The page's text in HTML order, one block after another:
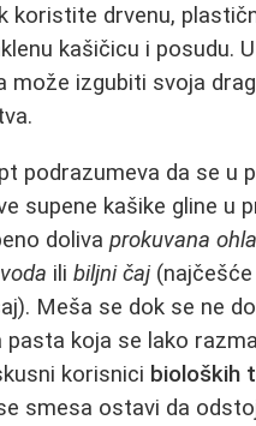
koristite drvenu,
kašičicu i posudu. U
može izgubiti svoja
podrazumeva da se u
supene kašike gline u
doliva prokuvana
ili biljni čaj(najčešće
Meša se dok se ne
koja se lako
korisnici bioloških
smesa ostavi da